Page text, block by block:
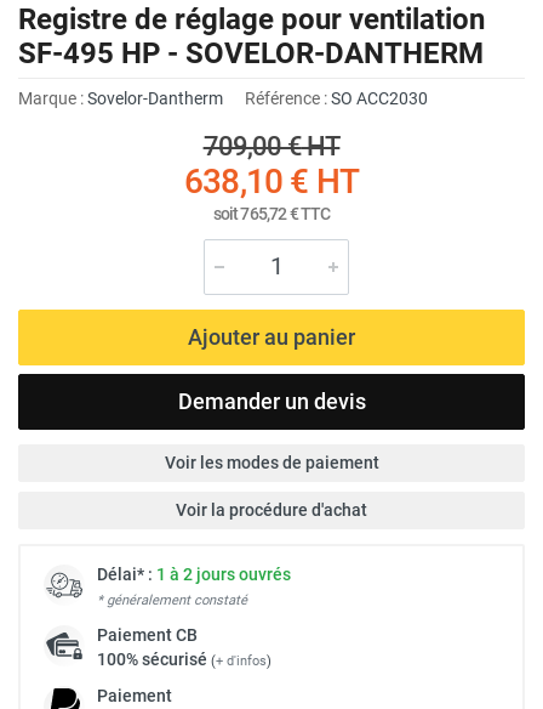
Registre de réglage pour ventilation
SF-495 HP - SOVELOR-DANTHERM
Marque :Sovelor-Dantherm Référence :SO ACC2030
709,00 €HT
638,10 € HT
soit765,72 €TTC
Ajouter au panier
Demander un devis
Voir les modes de paiement
Voir la procédure d'achat
Délai* : 1 à 2 jours ouvrés
* généralement constaté
PaiementCB
100% sécurisé (+ d'infos)
Paiement